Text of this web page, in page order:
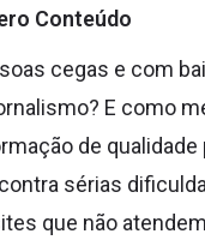
Conteúdo
cegas e com
E como
de qualidade
sérias
que não